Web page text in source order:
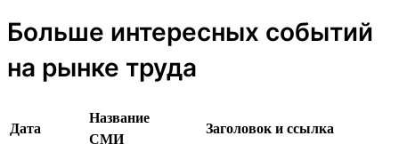
Больше интересных событий
на рынке труда
Дата
Название
СМИ
Заголовок и ссылка